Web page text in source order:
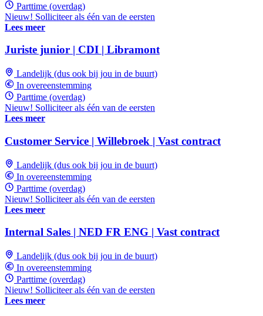
Parttime (overdag)
Nieuw! Solliciteer als één van de eersten
Lees meer
Juriste junior | CDI | Libramont
Landelijk (dus ook bij jou in de buurt)
In overeenstemming
Parttime (overdag)
Nieuw! Solliciteer als één van de eersten
Lees meer
Customer Service | Willebroek | Vast contract
Landelijk (dus ook bij jou in de buurt)
In overeenstemming
Parttime (overdag)
Nieuw! Solliciteer als één van de eersten
Lees meer
Internal Sales | NED FR ENG | Vast contract
Landelijk (dus ook bij jou in de buurt)
In overeenstemming
Parttime (overdag)
Nieuw! Solliciteer als één van de eersten
Lees meer